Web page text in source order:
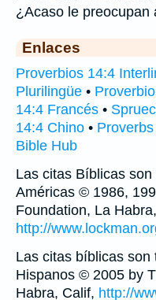
¿Acaso le
Enlaces
Proverbios 14:4
Plurilingüe •
14:4 Francés •
14:4 Chino •
Bible Hub
Las citas Bíblicas
Américas © 1986,
Foundation, La
http://
Las citas bíblicas
Hispanos © 2005 by
Habra, Calif, http://